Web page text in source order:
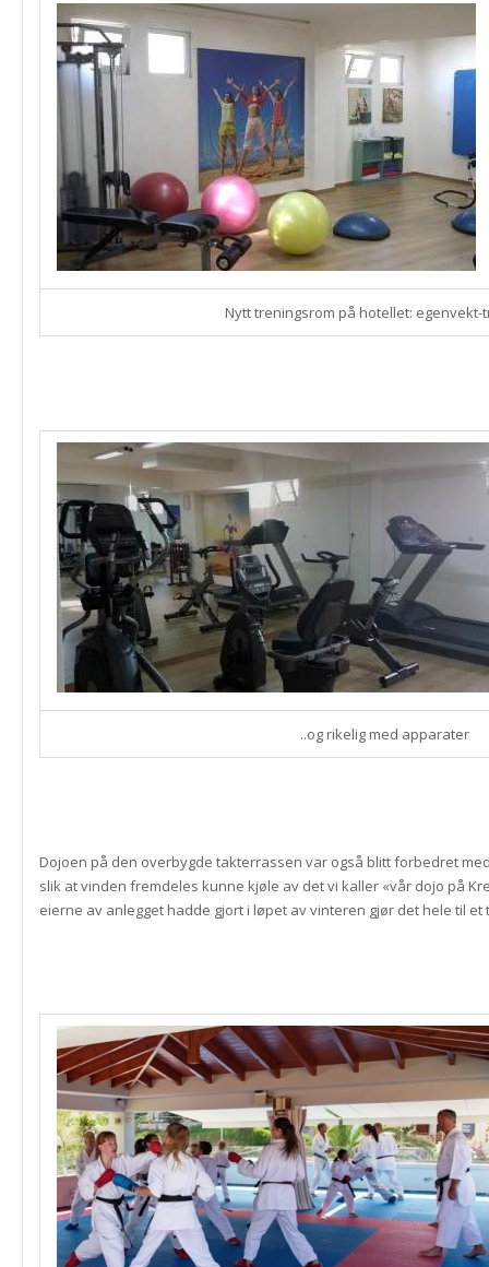
Nytt treningsrom på hotellet:
..og rikelig med apparater
Dojoen på den overbygde takterrassen var også blitt forbedret
slik at vinden fremdeles kunne kjøle av det vi kaller «vår dojo på
eierne av anlegget hadde gjort i løpet av vinteren gjør det hele til